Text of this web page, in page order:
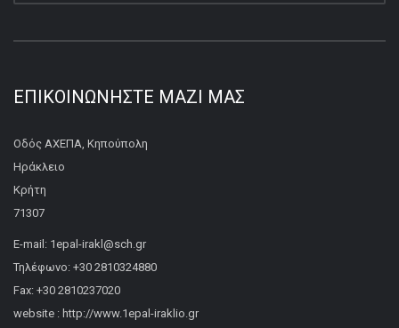
ΕΠΙΚΟΙΝΩΝΉΣΤΕ ΜΑΖΊ ΜΑΣ
Οδός ΑΧΕΠΑ, Κηπούπολη
Ηράκλειο
Κρήτη
71307
E-mail: 1epal-irakl@sch.gr
Τηλέφωνο: +30 2810324880
Fax: +30 2810237020
website : http://www.1epal-iraklio.gr